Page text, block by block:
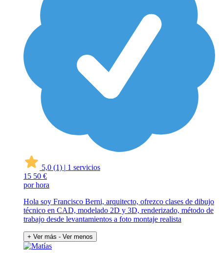
5,0 (1) | 1 servicios
15 50 €
por hora
Hola soy Francisco Berni, arquitecto, ofrezco clases de dibujo
técnico en CAD, modelado 2D y 3D, renderizado, método de
trabajo desde levantamientos a foto montaje realista
+ Ver más - Ver menos